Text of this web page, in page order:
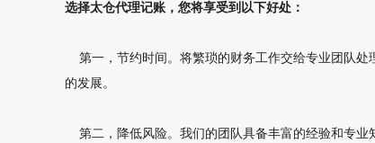
选择太仓代理记账，您将享受到以下好处：
第一，节约时间。将繁琐的财务工作交给专业团队处
的发展。
第二，降低风险。我们的团队具备丰富的经验和专业